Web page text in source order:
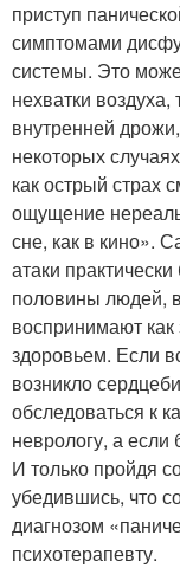
приступ
симптомами
системы. Это
нехватки
внутренней
некоторых
как острый страх
ощущение
сне, как в кино».
атаки
половины людей,
воспринимают
здоровьем. Если
возникло
обследоваться к
неврологу, а если
И только пройдя
убедившись, что
диагнозом
психотерапевту.